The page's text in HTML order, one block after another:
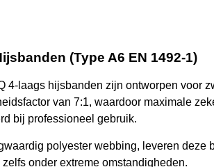
(Type A6 EN 1492-1)
4-laags hijsbanden zijn ontworpen voor
van 7:1, waardoor maximale
bij professioneel gebruik.
polyester webbing, leveren deze
onder extreme omstandigheden.